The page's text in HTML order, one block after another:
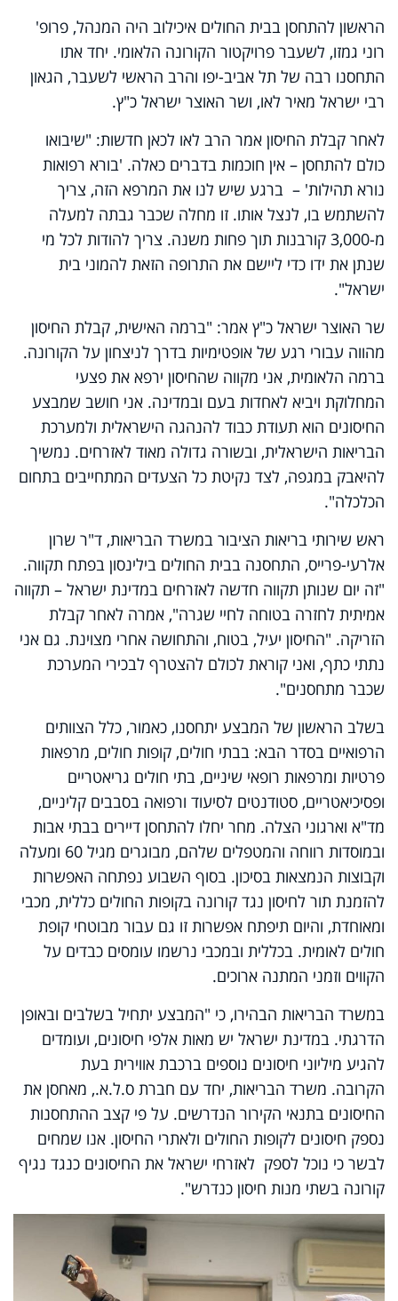
הראשון להתחסן בבית החולים איכילוב היה המנהל, פרופ'
רוני גמזו, לשעבר פרויקטור הקורונה הלאומי. יחד אתו
התחסנו רבה של תל אביב-יפו והרב הראשי לשעבר, הגאון
רבי ישראל מאיר לאו, ושר האוצר ישראל כ"ץ.
לאחר קבלת החיסון אמר הרב לאו לכאן חדשות: "שיבואו
כולם להתחסן – אין חוכמות בדברים כאלה. 'בורא רפואות
נורא תהילות' – ברגע שיש לנו את המרפא הזה, צריך
להשתמש בו, לנצל אותו. זו מחלה שכבר גבתה למעלה
מ-3,000 קורבנות תוך פחות משנה. צריך להודות לכל מי
שנתן את ידו כדי ליישם את התרופה הזאת להמוני בית
ישראל".
שר האוצר ישראל כ"ץ אמר: "ברמה האישית, קבלת החיסון
מהווה עבורי רגע של אופטימיות בדרך לניצחון על הקורונה.
ברמה הלאומית, אני מקווה שהחיסון ירפא את פצעי
המחלוקת ויביא לאחדות בעם ובמדינה. אני חושב שמבצע
החיסונים הוא תעודת כבוד להנהגה הישראלית ולמערכת
הבריאות הישראלית, ובשורה גדולה מאוד לאזרחים. נמשיך
להיאבק במגפה, לצד נקיטת כל הצעדים המתחייבים בתחום
הכלכלה".
ראש שירותי בריאות הציבור במשרד הבריאות, ד"ר שרון
אלרעי-פרייס, התחסנה בבית החולים בילינסון בפתח תקווה.
"זה יום שנותן תקווה חדשה לאזרחים במדינת ישראל – תקווה
אמיתית לחזרה בטוחה לחיי שגרה", אמרה לאחר קבלת
הזריקה. "החיסון יעיל, בטוח, והתחושה אחרי מצוינת. גם אני
נתתי כתף, ואני קוראת לכולם להצטרף לבכירי המערכת
שכבר מתחסנים".
בשלב הראשון של המבצע יתחסנו, כאמור, כלל הצוותים
הרפואיים בסדר הבא: בבתי חולים, קופות חולים, מרפאות
פרטיות ומרפאות רופאי שיניים, בתי חולים גריאטריים
ופסיכיאטריים, סטודנטים לסיעוד ורפואה בסבבים קליניים,
מד"א וארגוני הצלה. מחר יחלו להתחסן דיירים בבתי אבות
ובמוסדות רווחה והמטפלים שלהם, מבוגרים מגיל 60 ומעלה
וקבוצות הנמצאות בסיכון. בסוף השבוע נפתחה האפשרות
להזמנת תור לחיסון נגד קורונה בקופות החולים כללית, מכבי
ומאוחדת, והיום תיפתח אפשרות זו גם עבור מבוטחי קופת
חולים לאומית. בכללית ובמכבי נרשמו עומסים כבדים על
הקווים וזמני המתנה ארוכים.
במשרד הבריאות הבהירו, כי "המבצע יתחיל בשלבים ובאופן
הדרגתי. במדינת ישראל יש מאות אלפי חיסונים, ועומדים
להגיע מיליוני חיסונים נוספים ברכבת אווירית בעת
הקרובה. משרד הבריאות, יחד עם חברת ס.ל.א., מאחסן את
החיסונים בתנאי הקירור הנדרשים. על פי קצב ההתחסנות
נספק חיסונים לקופות החולים ולאתרי החיסון. אנו שמחים
לבשר כי נוכל לספק לאזרחי ישראל את החיסונים כנגד נגיף
קורונה בשתי מנות חיסון כנדרש".